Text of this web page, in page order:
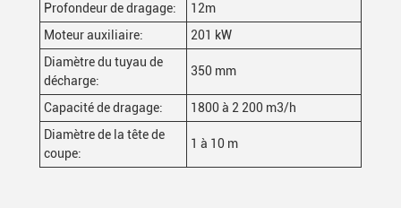
Profondeur de dragage:
12m
Moteur auxiliaire:
201 kW
Diamètre du tuyau de
décharge:
350 mm
Capacité de dragage:
1800 à 2 200 m3/h
Diamètre de la tête de
coupe:
1 à 10 m